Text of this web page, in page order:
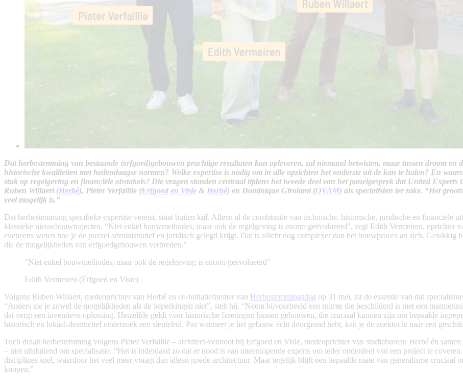
Dat herbestemming van bestaande (erfgoed)gebouwen prachtige resultaten kan opleveren, zal niemand betwisten, maar tussen droom
historische kwaliteiten met hedendaagse normen? Welke expertise is nodig om in alle opzichten het onderste uit de kan te halen? En
stuk op regelgeving en financiële obstakels? Die vragen stonden centraal tijdens het tweede deel van het panelgesprek dat United
Ruben Willaert (Herbé), Pieter Verfaillie (Erfgoed en Visie & Herbé) en Dominique Girolami (OVAM) als specialisten ter zake. “Het
veel mogelijk is.”
Dat herbestemming specifieke expertise vereist, staat buiten kijf. Alleen al de combinatie van technische, historische, juridische en financiële
klassieke nieuwbouwtrajecten. “Niet enkel bouwmethodes, maar ook de regelgeving is enorm geëvolueerd”, zegt Edith Vermeiren, oprichter
eveneens weten hoe je de puzzel administratief en juridisch gelegd krijgt. Dat is allicht nog complexer dan het bouwproces an sich. Gelukkig
die de mogelijkheden van erfgoedgebouwen verbreden.”
“Niet enkel bouwmethodes, maar ook de regelgeving is enorm geëvolueerd”
Edith Vermeiren (Erfgoed en Visie)
Volgens Ruben Willaert, medeoprichter van Herbé en co-initiatiefnemer van Herbestemmingsdag op 31 mei, zit de essentie van dat
“Anders zie je zowel de mogelijkheden als de beperkingen niet”, stelt hij. “Neem bijvoorbeeld een ruimte die beschilderd is met een
dat vergt een inventieve oplossing. Hetzelfde geldt voor historische faseringen binnen gebouwen, die cruciaal kunnen zijn om bepaalde
historisch en lokaal-destructief onderzoek een sleutelrol. Pas wanneer je het gebouw écht doorgrond hebt, kan je de zoektocht naar een
Toch draait herbestemming volgens Pieter Verfaillie – architect-vennoot bij Erfgoed en Visie, medeoprichter van studiebureau Herbé én
– niet uitsluitend om specialisatie. “Het is inderdaad zo dat er nood is aan uiteenlopende experts om ieder onderdeel van een project te
disciplines snel, waardoor het veel meer vraagt dan alleen goede architectuur. Maar tegelijk blijft een bepaalde mate van generalisme cruciaal
knopen.”